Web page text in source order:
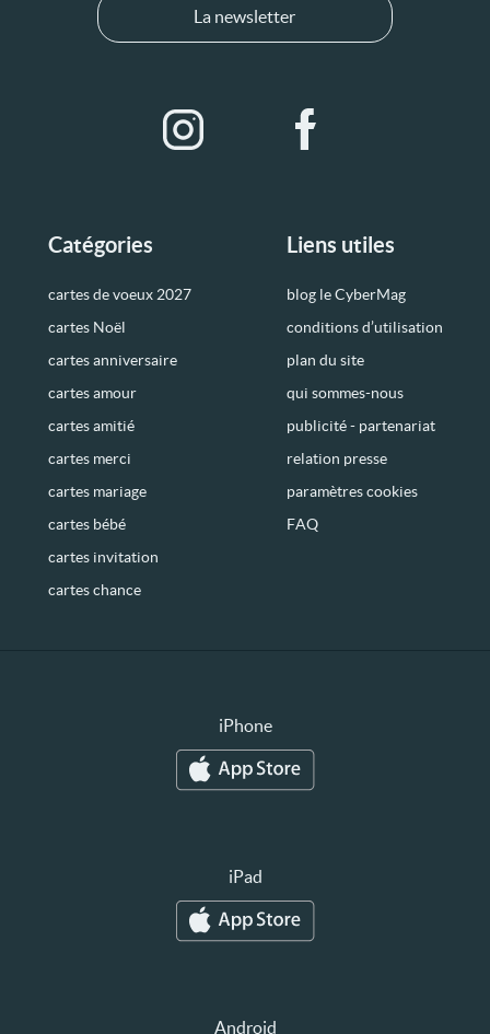
Catégories
cartes de voeux 2027
cartes Noël
cartes anniversaire
cartes amour
cartes amitié
cartes merci
cartes mariage
cartes bébé
cartes invitation
cartes chance
Liens utiles
blog le CyberMag
conditions d’utilisation
plan du site
qui sommes-nous
publicité - partenariat
relation presse
paramètres cookies
FAQ
La newsletter
iPhone
iPad
Android